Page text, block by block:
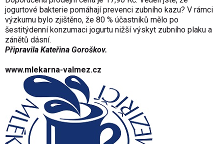
jogurtové bakterie pomáhají prevenci zubního kazu? V rámci
výzkumu bylo zjištěno, že 80 % účastníků mělo po
šestitýdenní konzumaci jogurtu nižší výskyt zubního plaku a
zánětů dásní.
Připravila Kateřina Goroškov.
www.mlekarna-valmez.cz